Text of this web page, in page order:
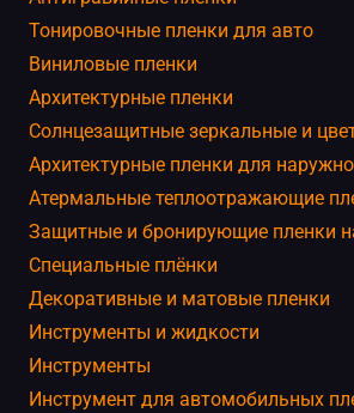
Тонировочные пленки для авто
Виниловые пленки
Архитектурные пленки
Солнцезащитные зеркальные и
Архитектурные пленки для
Атермальные теплоотражающие
Защитные и бронирующие пленки
Специальные плёнки
Декоративные и матовые пленки
Инструменты и жидкости
Инструменты
Инструмент для автомобильных